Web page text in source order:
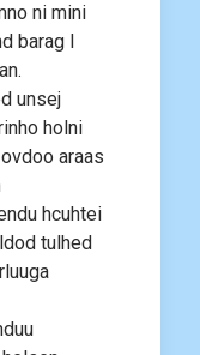
ni mini
barag l
unsej
holni
araas
hcuhtei
tulhed